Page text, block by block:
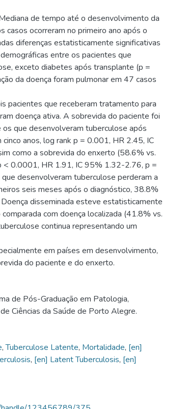
de tempo até o desenvolvimento da
ocorreram no primeiro ano após o
diferenças estatisticamente significativas
entre os pacientes que
exceto diabetes após transplante (p =
da doença foram pulmonar em 47 casos
pacientes que receberam tratamento para
doença ativa. A sobrevida do paciente foi
que desenvolveram tuberculose após
anos, log rank p = 0.001, HR 2.45, IC
como a sobrevida do enxerto (58.6% vs.
< 0.0001, HR 1.91, IC 95% 1.32-2.76, p =
desenvolveram tuberculose perderam a
seis meses após o diagnóstico, 38.8%
disseminada esteve estatisticamente
com doença localizada (41.8% vs.
continua representando um
em países em desenvolvimento,
do paciente e do enxerto.
de Pós-Graduação em Patologia,
Ciências da Saúde de Porto Alegre.
,Tuberculose Latente, Mortalidade, [en]
, [en] Latent Tuberculosis, [en]